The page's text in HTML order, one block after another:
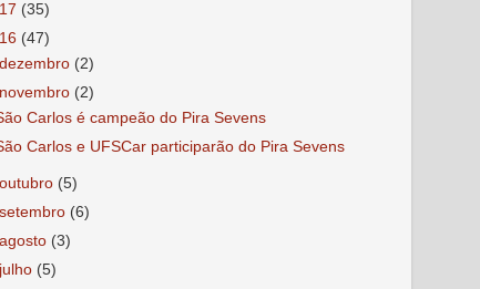
(35)
(47)
dezembro (2)
novembro (2)
Carlos é campeão do Pira Sevens
Carlos e UFSCar participarão do Pira Sevens
outubro (5)
setembro (6)
agosto (3)
julho (5)